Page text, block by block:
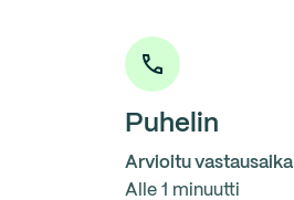
Puhelin
Arvioitu vastausaika
Alle 1 minuutti